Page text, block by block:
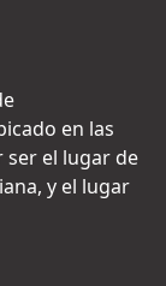
en las
ser el lugar de
y el lugar